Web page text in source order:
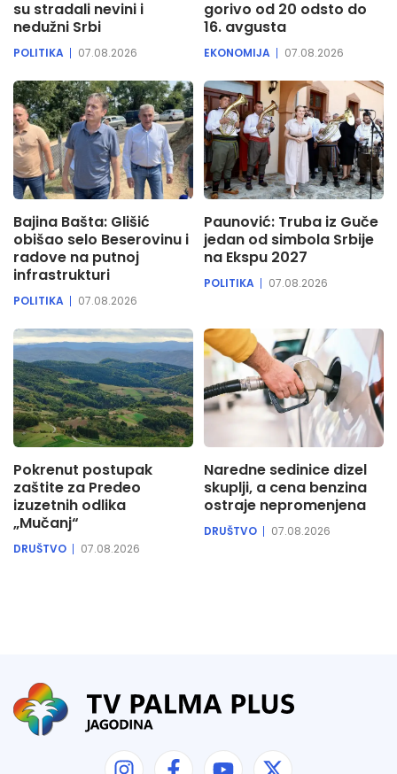
su stradali nevini i
nedužni Srbi
POLITIKA 07.08.2026
gorivo od 20 odsto do
16. avgusta
EKONOMIJA 07.08.2026
Bajina Bašta: Glišić
obišao selo Beserovinu i
radove na putnoj
infrastrukturi
POLITIKA 07.08.2026
Paunović: Truba iz Guče
jedan od simbola Srbije
na Ekspu 2027
POLITIKA 07.08.2026
Pokrenut postupak
zaštite za Predeo
izuzetnih odlika
„Mučanj“
DRUŠTVO 07.08.2026
Naredne sedinice dizel
skuplji, a cena benzina
ostraje nepromenjena
DRUŠTVO 07.08.2026